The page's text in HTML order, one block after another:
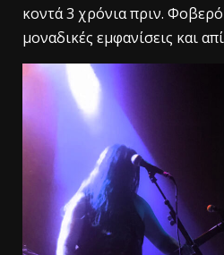
κοντά 3 χρόνια πριν.
μοναδικές εμφανίσεις και